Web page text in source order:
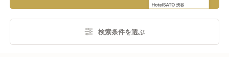
検索条件を選ぶ